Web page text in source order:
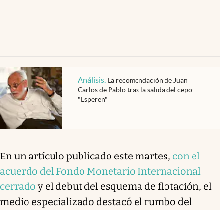
Análisis. La recomendación de Juan
Carlos de Pablo tras la salida del cepo:
"Esperen"
En un artículo publicado este martes, con el
acuerdo del Fondo Monetario Internacional
cerrado y el debut del esquema de flotación, el
medio especializado destacó el rumbo del